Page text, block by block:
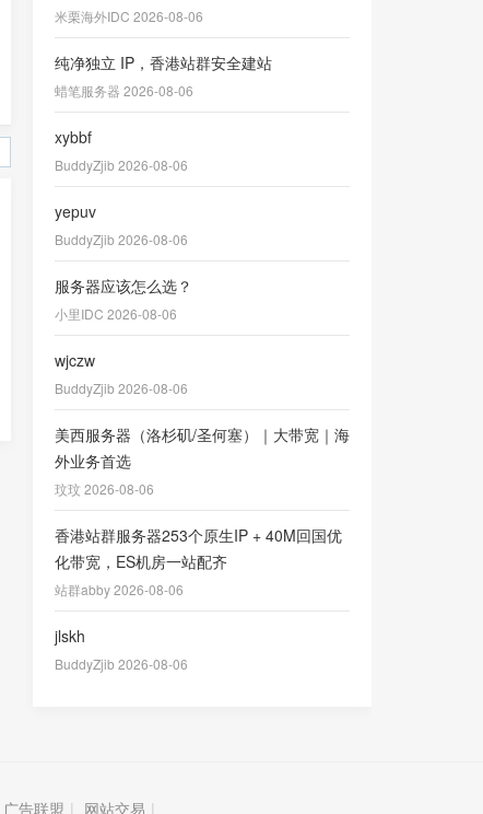
米栗海外IDC 2026-08-06
纯净独立 IP，香港站群安全建站
蜡笔服务器 2026-08-06
xybbf
BuddyZjib 2026-08-06
yepuv
BuddyZjib 2026-08-06
服务器应该怎么选？
小里IDC 2026-08-06
wjczw
BuddyZjib 2026-08-06
美西服务器（洛杉矶/圣何塞）｜大带宽｜海
外业务首选
玟玟 2026-08-06
香港站群服务器253个原生IP + 40M回国优
化带宽，ES机房一站配齐
站群abby 2026-08-06
jlskh
BuddyZjib 2026-08-06
广告联盟 | 网站交易 |